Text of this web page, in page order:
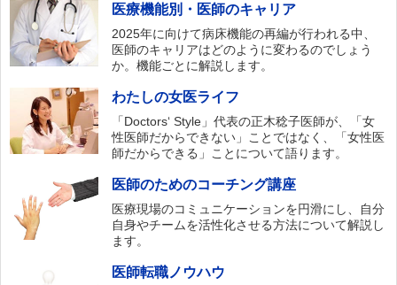
医療機能別・医師のキャリア
2025年に向けて病床機能の再編が行われる中、
医師のキャリアはどのように変わるのでしょう
か。機能ごとに解説します。
わたしの女医ライフ
「Doctors‘ Style」代表の正木稔子医師が、「女
性医師だからできない」ことではなく、「女性医
師だからできる」ことについて語ります。
医師のためのコーチング講座
医療現場のコミュニケーションを円滑にし、自分
自身やチームを活性化させる方法について解説し
ます。
医師転職ノウハウ